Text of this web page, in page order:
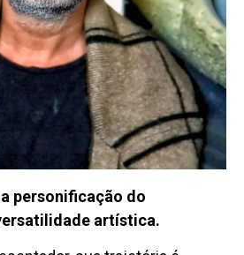
personificação do
artística.